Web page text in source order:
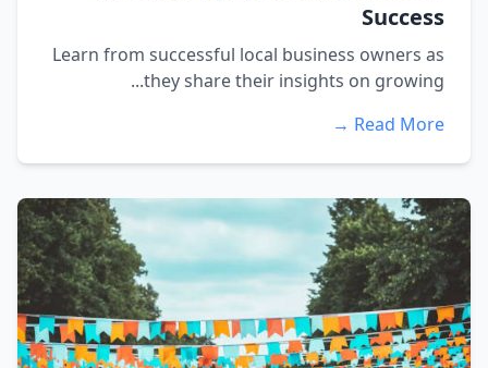
Success
Learn from successful local business owners as
they share their insights on growing...
Read More →